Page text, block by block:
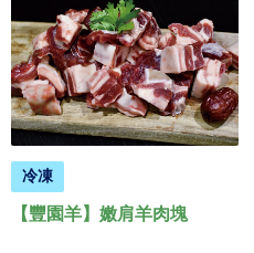
冷凍
【豐園羊】嫩肩羊肉塊